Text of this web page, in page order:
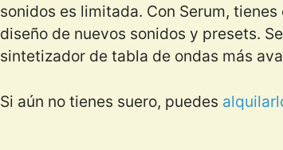
sonidos es limitada. Con Serum,
diseño de nuevos sonidos y presets.
sintetizador de tabla de ondas más
Si aún no tienes suero, puedes